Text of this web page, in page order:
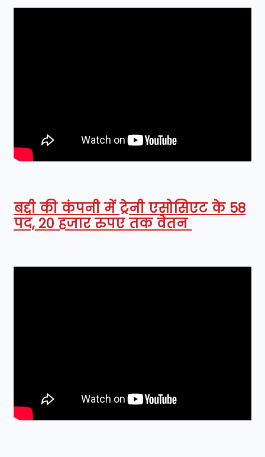
बद्दी की कंपनी में ट्रेनी एसोसिएट के 58
पद, 20 हजार रुपए तक वेतन